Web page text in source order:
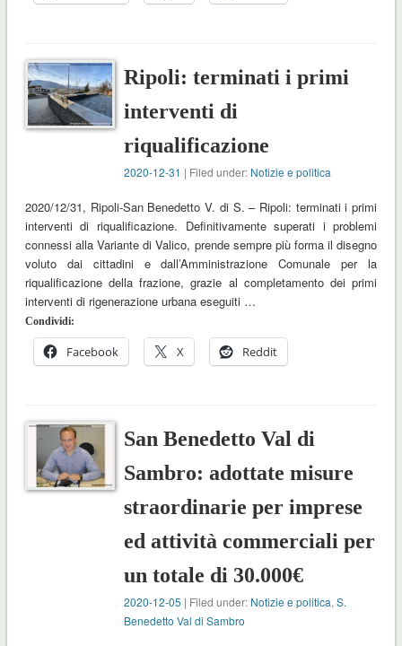
Ripoli: terminati i primi
interventi di
riqualificazione
2020-12-31 | Filed under: Notizie e politica
2020/12/31, Ripoli-San Benedetto V. di S. – Ripoli: terminati i primi
interventi di riqualificazione. Definitivamente superati i problemi
connessi alla Variante di Valico, prende sempre più forma il disegno
voluto dai cittadini e dall’Amministrazione Comunale per la
riqualificazione della frazione, grazie al completamento dei primi
interventi di rigenerazione urbana eseguiti …
Condividi:
Facebook X Reddit
San Benedetto Val di
Sambro: adottate misure
straordinarie per imprese
ed attività commerciali per
un totale di 30.000€
2020-12-05 | Filed under: Notizie e politica,S.
Benedetto Val di Sambro